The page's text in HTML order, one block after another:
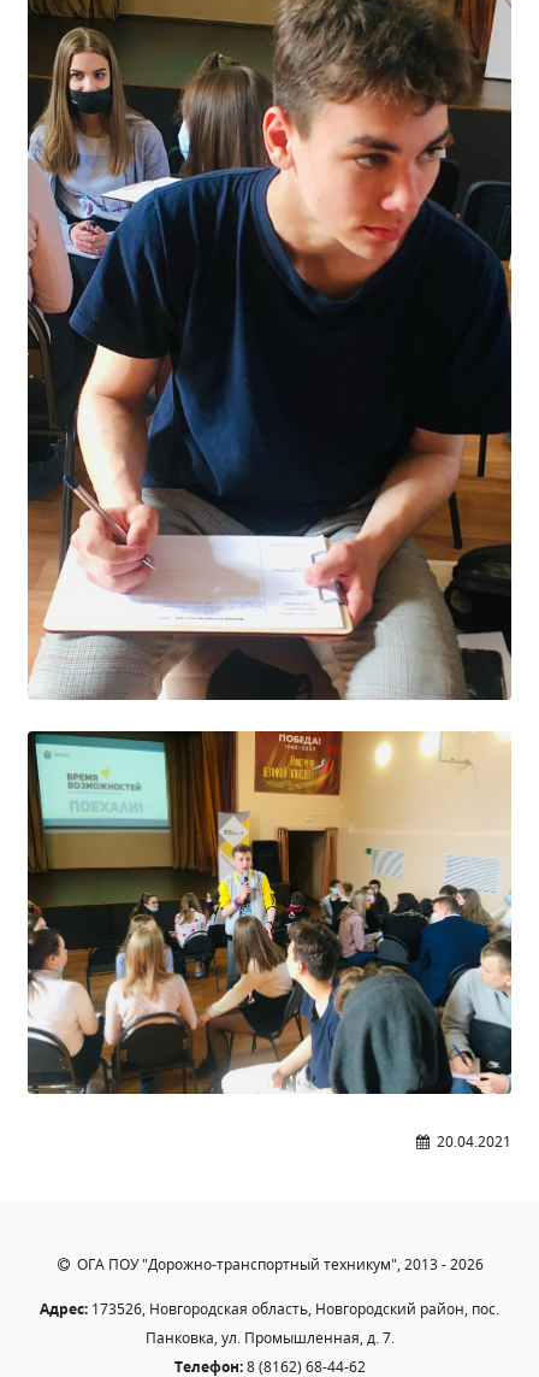
20.04.2021
ОГА ПОУ "Дорожно-транспортный техникум", 2013 - 2026
Адрес: 173526, Новгородская область, Новгородский район, пос.
Панковка, ул. Промышленная, д. 7.
Телефон:8 (8162) 68-44-62